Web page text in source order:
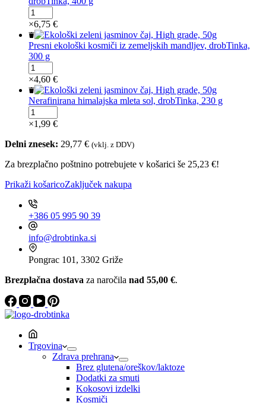
količina
male
in
velike
-
čoko,
drobTinka,
500
g
količina
Presna
ekološka
moka
iz
zemeljskih
mandljev,
fino
mleta,
drobTinka,
400
g
količina
×6,75 €
Presni ekološki kosmiči iz zemeljskih mandljev, drobTinka,
300 g
Presni
ekološki
kosmiči
iz
zemeljskih
mandljev,
drobTinka,
300
količina
×4,60 €
Nerafinirana himalajska mleta sol, drobTinka, 230 g
Nerafinirana
himalajska
sol,
230
količina
×1,99 €
Delni znesek: 29,77 € (vklj. z DDV)
Za brezplačno poštnino potrebujete v košarici še 25,23 €!
Prikaži košaricoZaključek nakupa
+386 05 995 90 39
info@drobtinka.si
Pongrac 101, 3302 Griže
Brezplačna dostava za naročila nad 55,00 €.
Trgovina
Zdrava prehrana
Brez glutena/oreškov/laktoze
Dodatki za smuti
Kokosovi izdelki
Kosmiči